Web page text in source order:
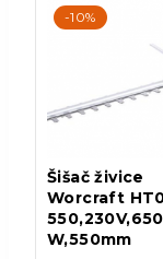
-10%
Šišač živice
Worcraft
550,230V,650
W,550mm